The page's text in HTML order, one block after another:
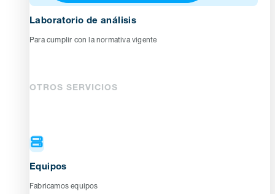
Laboratorio de análisis
Para cumplir con la normativa vigente
OTROS SERVICIOS
Equipos
Fabricamos equipos